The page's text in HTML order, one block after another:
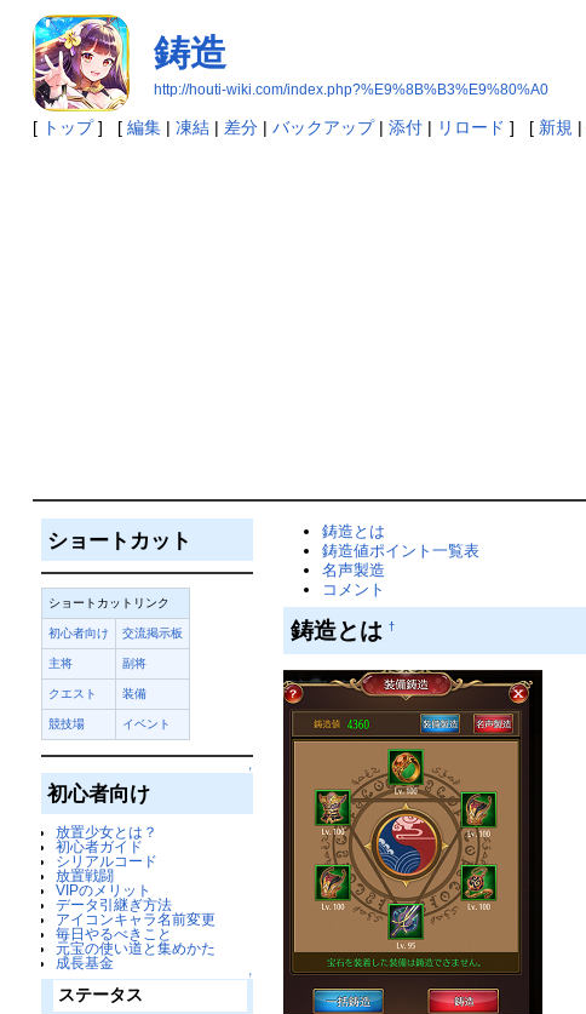
鋳造
http://houti-wiki.com/index.php?%E9%8B%B3%E9%80%A0
[ トップ] [ 編集| 凍結| 差分| バックアップ| 添付| リロード ] [ 新規 |
ショートカット
ショートカットリンク
初心者向け 交流掲示板
主将 副将
クエスト 装備
競技場 イベント
↑
初心者向け
放置少女とは？
初心者ガイド
シリアルコード
放置戦闘
VIPのメリット
データ引継ぎ方法
アイコンキャラ名前変更
毎日やるべきこと
元宝の使い道と集めかた
成長基金
↑
ステータス
鋳造とは
鋳造値ポイント一覧表
名声製造
コメント
鋳造とは†